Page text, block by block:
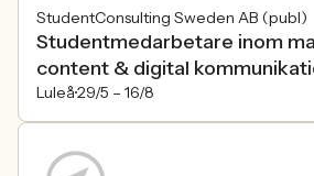
StudentConsulting Sweden AB (publ)
Studentmedarbetare inom
content & digital
Luleå29/5 – 16/8